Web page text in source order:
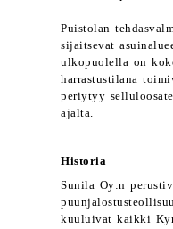
Puistolan
sijaitsevat
ulkopuolella on
harrastustilana
periytyy
ajalta.
Historia
Sunila Oy:n
kuuluivat kaikki